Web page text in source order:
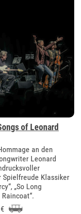
of Leonard
an den
Leonard
Klassiker
„So Long